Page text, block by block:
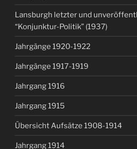
Lansburgh letzter und
“Konjunktur-Politik” (1937)
Jahrgänge 1920-1922
Jahrgänge 1917-1919
Jahrgang 1916
Jahrgang 1915
Übersicht Aufsätze 1908-1914
Jahrgang 1914